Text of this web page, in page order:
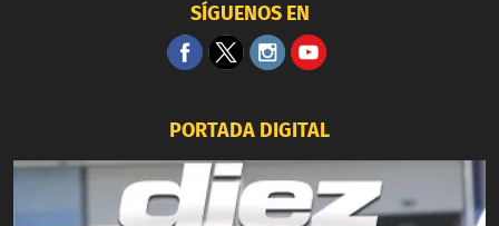
SÍGUENOS EN
PORTADA DIGITAL